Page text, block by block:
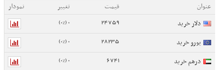
عنوان
قیمت تغییر
نمودار
دلار خرید
24759
0 (0%)
یورو خرید 28235
0 (0%)
درهم خرید 6741
0 (0%)